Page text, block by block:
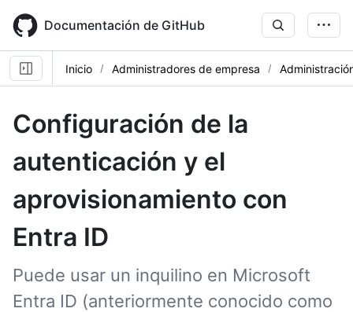
main
content
Documentación de GitHub
Inicio Administradores de empresa
Configuración de la
autenticación y el
aprovisionamiento con
Entra ID
Puede usar un inquilino en Microsoft
Entra ID (anteriormente conocido como